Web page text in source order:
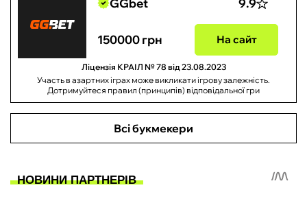
GGbet 9.9
150000 грн На сайт
Ліцензія КРАІЛ № 78 від 23.08.2023
Участь в азартних іграх може викликати ігрову залежність.
Дотримуйтеся правил (принципів) відповідальної гри
Всі букмекери